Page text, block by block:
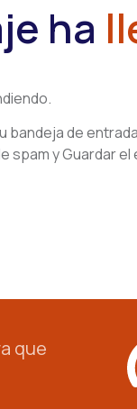
ha
bandeja de
spam y Guardar el
que